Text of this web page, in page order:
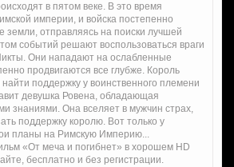
в пятом веке. В это время
империи, и войска постепенно
земли, отправляясь на поиски лучшей
событий решают воспользоваться враги
Они нападают на ослабленные
продвигаются все глубже. Король
поддержку у воинственного племени
девушка Ровена, обладающая
знаниями. Она вселяет в мужчин страх,
поддержку королю. Вот только у
планы на Римскую Империю...
«От меча и погибнет» в хорошем HD
бесплатно и без регистрации.